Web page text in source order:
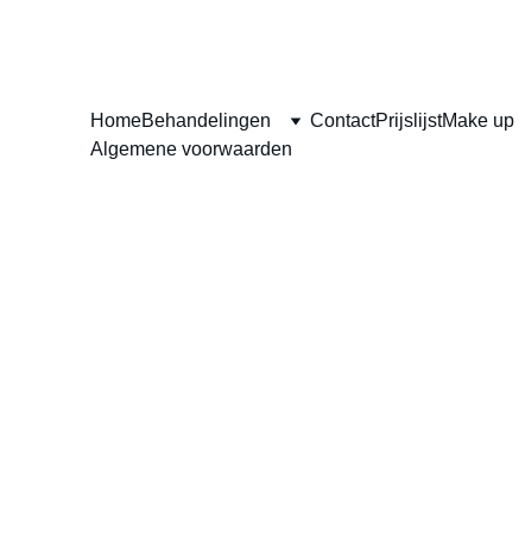
HomeBehandelingen ContactPrijslijstMake up
Algemene voorwaarden